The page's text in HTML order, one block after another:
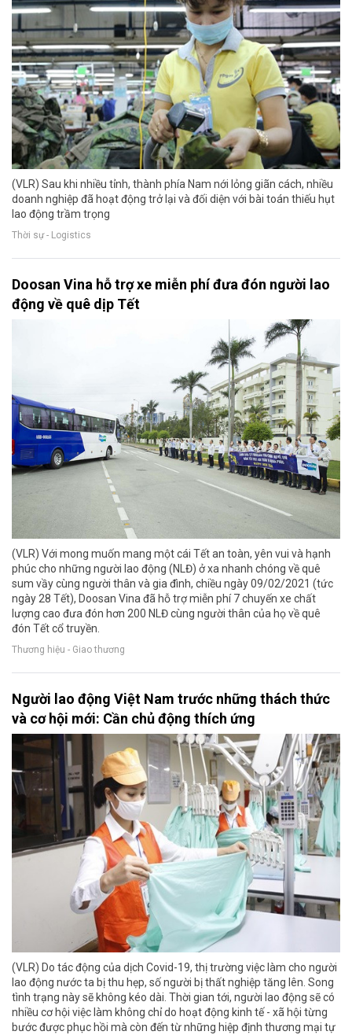
(VLR) Sau khi nhiều tỉnh, thành phía Nam nới lỏng giãn cách, nhiều
doanh nghiệp đã hoạt động trở lại và đối diện với bài toán thiếu hụt
lao động trầm trọng
Thời sự - Logistics
Doosan Vina hỗ trợ xe miễn phí đưa đón người lao
động về quê dịp Tết
(VLR) Với mong muốn mang một cái Tết an toàn, yên vui và hạnh
phúc cho những người lao động (NLĐ) ở xa nhanh chóng về quê
sum vầy cùng người thân và gia đình, chiều ngày 09/02/2021 (tức
ngày 28 Tết), Doosan Vina đã hỗ trợ miễn phí 7 chuyến xe chất
lượng cao đưa đón hơn 200 NLĐ cùng người thân của họ về quê
đón Tết cổ truyền.
Thương hiệu - Giao thương
Người lao động Việt Nam trước những thách thức
và cơ hội mới: Cần chủ động thích ứng
(VLR) Do tác động của dịch Covid-19, thị trường việc làm cho người
lao động nước ta bị thu hẹp, số người bị thất nghiệp tăng lên. Song
tình trạng này sẽ không kéo dài. Thời gian tới, người lao động sẽ có
nhiều cơ hội việc làm không chỉ do hoạt động kinh tế - xã hội từng
bước được phục hồi mà còn đến từ những hiệp định thương mại tự